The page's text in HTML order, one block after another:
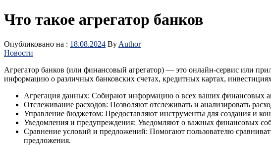
Что такое агрегатор банков
Опубликовано на : 18.08.2024 By Author
Новости
Агрегатор банков (или финансовый агрегатор) — это онлайн-сервис или
информацию о различных банковских счетах, кредитных картах,
Агрегация данных: Собирают информацию о всех ваших финансовых
Отслеживание расходов: Позволяют отслеживать и анализировать
Управление бюджетом: Предоставляют инструменты для создания и
Уведомления и предупреждения: Уведомляют о важных финансовых
Сравнение условий и предложений: Помогают пользователю
предложения.